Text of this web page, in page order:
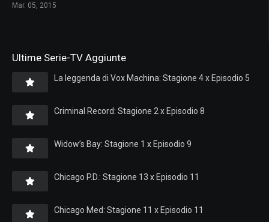
Mar. 05, 2015
Ultime Serie-TV Aggiunte
La leggenda di Vox Machina: Stagione 4 x Episodio 5
Criminal Record: Stagione 2 x Episodio 8
Widow’s Bay: Stagione 1 x Episodio 9
Chicago P.D.: Stagione 13 x Episodio 11
Chicago Med: Stagione 11 x Episodio 11